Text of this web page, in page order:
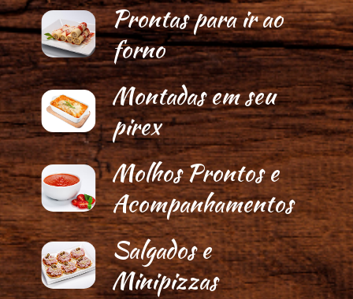
Prontas para ir ao
forno
Montadas em seu
pirex
Molhos Prontos e
Acompanhamentos
Salgados e
Minipizzas